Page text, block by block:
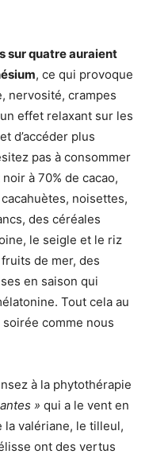
sur quatre auraient
, ce qui provoque
nervosité, crampes
effet relaxant sur les
d’accéder plus
pas à consommer
à 70% de cacao,
noisettes,
des céréales
le seigle et le riz
de mer, des
en saison qui
Tout cela au
comme nous
à la phytothérapie
» qui a le vent en
la valériane, le tilleul,
ont des vertus